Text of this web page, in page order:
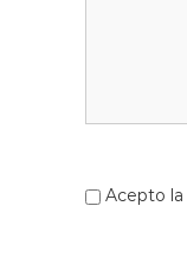
Acepto la